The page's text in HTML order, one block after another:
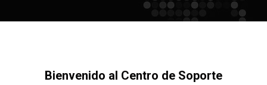
Bienvenido al Centro de Soporte